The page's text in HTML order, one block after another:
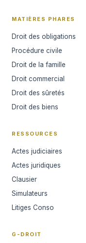
MATIÈRES PHARES
Droit des obligations
Procédure civile
Droit de la famille
Droit commercial
Droit des sûretés
Droit des biens
RESSOURCES
Actes judiciaires
Actes juridiques
Clausier
Simulateurs
Litiges Conso
G-DROIT